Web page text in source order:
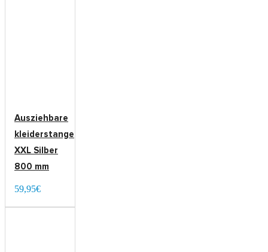
Ausziehbare
kleiderstange
XXL Silber
800 mm
59,95€